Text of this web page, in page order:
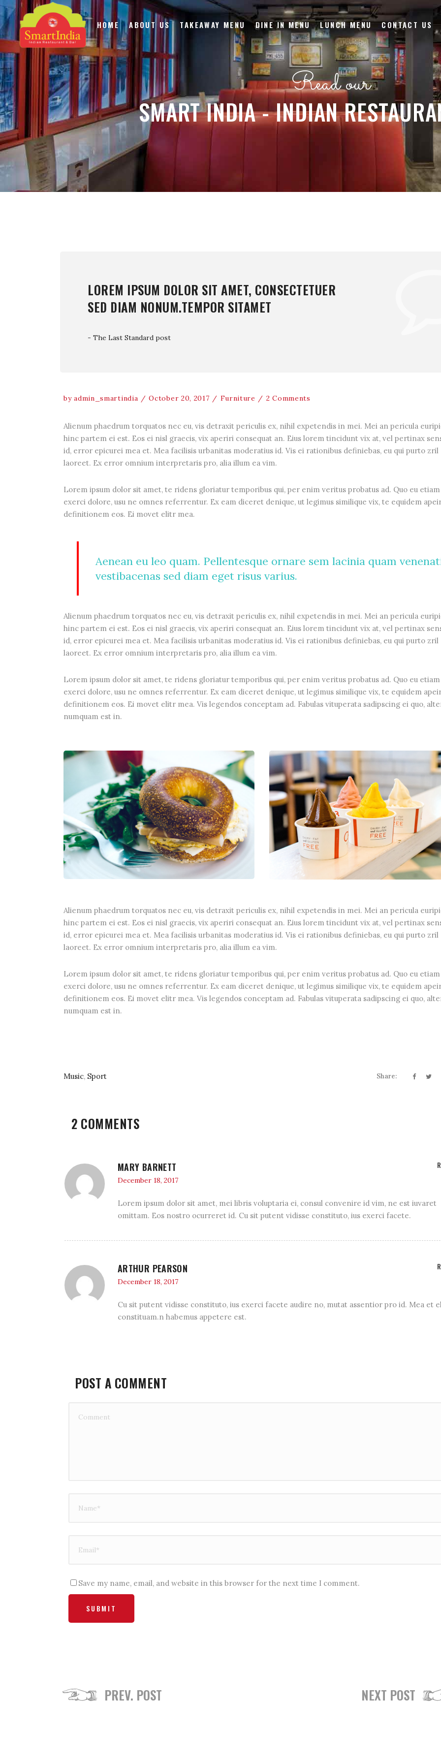
HOME ABOUT US TAKEAWAY MENU DINE IN MENU LUNCH MENU CONTACT US
Read our
SMART INDIA - INDIAN
LOREM IPSUM DOLOR SIT AMET, CONSECTETUER
SED DIAM NONUM.TEMPOR SITAMET
- The Last Standard post
byadmin_smartindia October 20, 2017 Furniture 2 Comments
Alienum phaedrum torquatos nec eu, vis detraxit periculis ex, nihil expetendis in mei. Mei an pericula
hinc partem ei est. Eos ei nisl graecis, vix aperiri consequat an. Eius lorem tincidunt vix at, vel pertinax
id, error epicurei mea et. Mea facilisis urbanitas moderatius id. Vis ei rationibus definiebas, eu qui purto zril
laoreet. Ex error omnium interpretaris pro, alia illum ea vim.
Lorem ipsum dolor sit amet, te ridens gloriatur temporibus qui, per enim veritus probatus ad. Quo eu etiam
exerci dolore, usu ne omnes referrentur. Ex eam diceret denique, ut legimus similique vix, te equidem
definitionem eos. Ei movet elitr mea.
Aenean eu leo quam. Pellentesque ornare sem lacinia quam
vestibacenas sed diam eget risus varius.
Alienum phaedrum torquatos nec eu, vis detraxit periculis ex, nihil expetendis in mei. Mei an pericula
hinc partem ei est. Eos ei nisl graecis, vix aperiri consequat an. Eius lorem tincidunt vix at, vel pertinax
id, error epicurei mea et. Mea facilisis urbanitas moderatius id. Vis ei rationibus definiebas, eu qui purto zril
laoreet. Ex error omnium interpretaris pro, alia illum ea vim.
Lorem ipsum dolor sit amet, te ridens gloriatur temporibus qui, per enim veritus probatus ad. Quo eu etiam
exerci dolore, usu ne omnes referrentur. Ex eam diceret denique, ut legimus similique vix, te equidem
definitionem eos. Ei movet elitr mea. Vis legendos conceptam ad. Fabulas vituperata sadipscing ei quo,
numquam est in.
Alienum phaedrum torquatos nec eu, vis detraxit periculis ex, nihil expetendis in mei. Mei an pericula
hinc partem ei est. Eos ei nisl graecis, vix aperiri consequat an. Eius lorem tincidunt vix at, vel pertinax
id, error epicurei mea et. Mea facilisis urbanitas moderatius id. Vis ei rationibus definiebas, eu qui purto zril
laoreet. Ex error omnium interpretaris pro, alia illum ea vim.
Lorem ipsum dolor sit amet, te ridens gloriatur temporibus qui, per enim veritus probatus ad. Quo eu etiam
exerci dolore, usu ne omnes referrentur. Ex eam diceret denique, ut legimus similique vix, te equidem
definitionem eos. Ei movet elitr mea. Vis legendos conceptam ad. Fabulas vituperata sadipscing ei quo,
numquam est in.
Music, Sport Share:
2 COMMENTS
MARY BARNETT
December 18, 2017
Lorem ipsum dolor sit amet, mei libris voluptaria ei, consul convenire id vim, ne est iuvaret
omittam. Eos nostro ocurreret id. Cu sit putent vidisse constituto, ius exerci facete.
ARTHUR PEARSON
December 18, 2017
Cu sit putent vidisse constituto, ius exerci facete audire no, mutat assentior pro id. Mea et
constituam.n habemus appetere est.
POST A COMMENT
Save my name, email, and website in this browser for the next time I comment.
PREV. POST NEXT POST